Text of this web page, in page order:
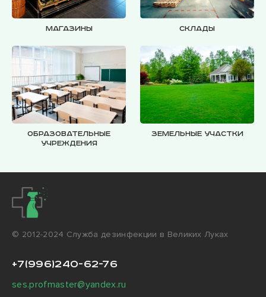
Магазины Склады
Образовательные
учреждения
Земельные участки
© 2012-2024 Cлужба дезинфекции в Великих Луках
+7(996)240-62-76
ses.profmaster@yandex.ru